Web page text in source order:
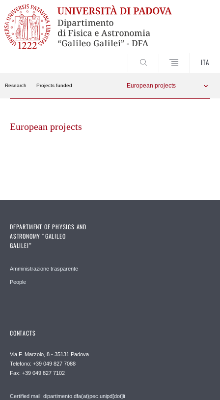
ITA
Research Projects funded European projects
contentEuropean projects
DEPARTMENT OF PHYSICS AND
ASTRONOMY “GALILEO
GALILEI”
Amministrazione trasparente
People
CONTACTS
Via F. Marzolo, 8 - 35131 Padova
Telefono: +39 049 827 7088
Fax: +39 049 827 7102
Certified mail: dipartimento.dfa(at)pec.unipd[dot]it